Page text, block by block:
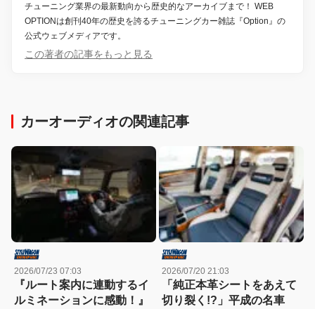
チューニング業界の最新動向から歴史的なアーカイブまで！ WEB
OPTIONは創刊40年の歴史を誇るチューニングカー雑誌『Option』の
公式ウェブメディアです。
この著者の記事をもっと見る
カーオーディオの関連記事
2026/07/23 07:03
『ルート案内に連動するイ
ルミネーションに感動！』
2026/07/20 21:03
「純正本革シートをあえて
切り裂く!?」平成の名車